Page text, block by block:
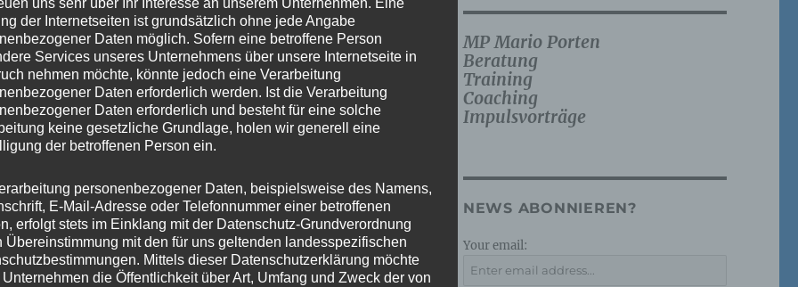
MP Mario Porten
Beratung
Training
Coaching
Impulsvorträge
NEWS ABONNIEREN?
Your email:
uns sehr über Ihr Interesse an unserem Unternehmen. Eine
der Internetseiten ist grundsätzlich ohne jede Angabe
Daten möglich. Sofern eine betroffene Person
Services unseres Unternehmens über unsere Internetseite in
nehmen möchte, könnte jedoch eine Verarbeitung
Daten erforderlich werden. Ist die Verarbeitung
Daten erforderlich und besteht für eine solche
keine gesetzliche Grundlage, holen wir generell eine
der betroffenen Person ein.
personenbezogener Daten, beispielsweise des Namens,
E-Mail-Adresse oder Telefonnummer einer betroffenen
erfolgt stets im Einklang mit der Datenschutz-Grundverordnung
Übereinstimmung mit den für uns geltenden landesspezifischen
Mittels dieser Datenschutzerklärung möchte
Unternehmen die Öffentlichkeit über Art, Umfang und Zweck der von